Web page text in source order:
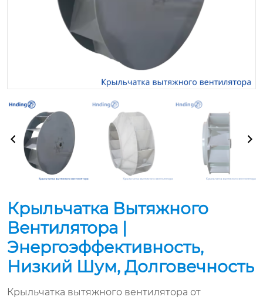
Крыльчатка Вытяжного
Вентилятора |
Энергоэффективность,
Низкий Шум, Долговечность
Крыльчатка вытяжного вентилятора от